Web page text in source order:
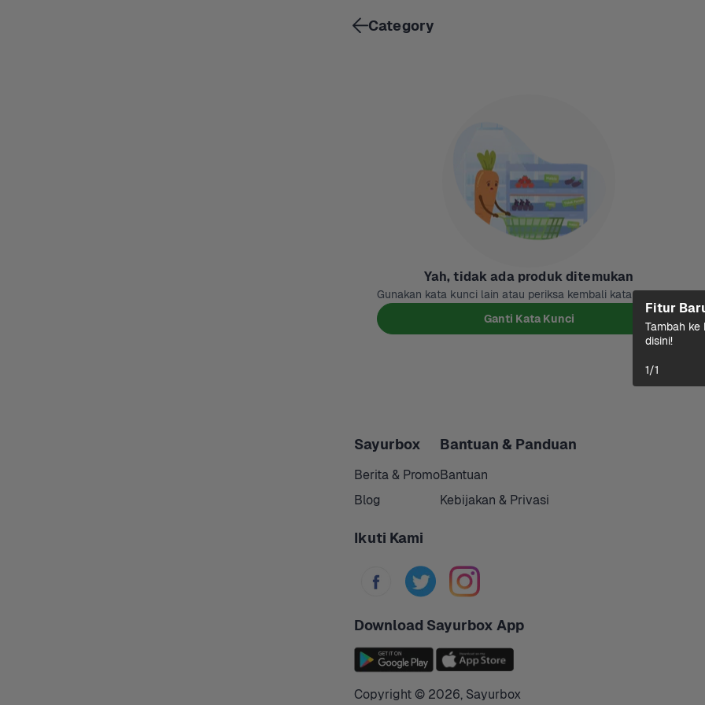
Yah, tidak ada produk ditemukan
Gunakan kata kunci lain atau periksa kembali kata kuncinya
Ganti Kata Kunci
Sayurbox
Berita & Promo
Blog
Bantuan & Panduan
Bantuan
Kebijakan & Privasi
Ikuti Kami
Download Sayurbox App
Copyright © 2026, Sayurbox
Category
Fitur
Tambah ke
disini!
1/1